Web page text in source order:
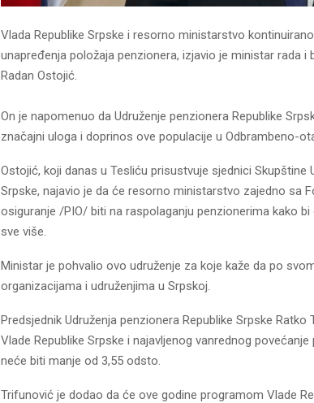
Vlada Republike Srpske i resorno ministarstvo
unapređenja položaja penzionera, izjavio je ministar rada
Radan Ostojić.
On je napomenuo da Udruženje penzionera Republike
značajni uloga i doprinos ove populacije u Odbrambeno-
Ostojić, koji danas u Tesliću prisustvuje sjednici Skupštine
Srpske, najavio je da će resorno ministarstvo zajedno sa
osiguranje /PIO/ biti na raspolaganju penzionerima kako
sve više.
Ministar je pohvalio ovo udruženje za koje kaže da po
organizacijama i udruženjima u Srpskoj.
Predsjednik Udruženja penzionera Republike Srpske
Vlade Republike Srpske i najavljenog vanrednog
neće biti manje od 3,55 odsto.
Trifunović je dodao da će ove godine programom Vlade